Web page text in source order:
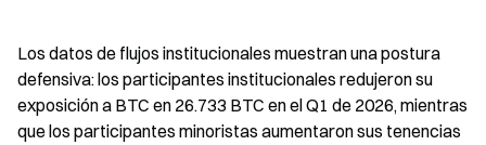
Los datos de flujos institucionales muestran una postura
defensiva: los participantes institucionales redujeron su
exposición a BTC en 26.733 BTC en el Q1 de 2026, mientras
que los participantes minoristas aumentaron sus tenencias